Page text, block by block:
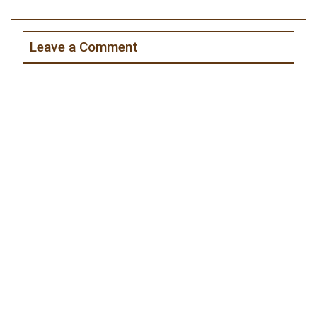
Leave a Comment